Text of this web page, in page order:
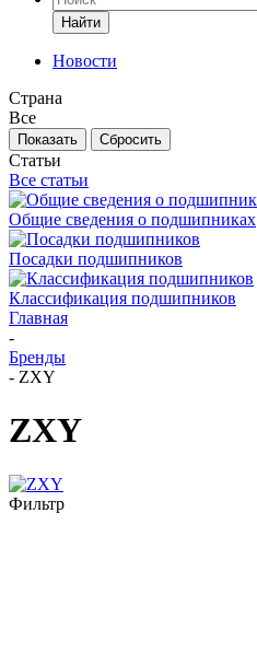
Найти
Новости
Страна
Все
Сбросить
Статьи
Все статьи
Общие сведения о подшипниках
Посадки подшипников
Классификация подшипников
Главная
-
Бренды
- ZXY
ZXY
Фильтр